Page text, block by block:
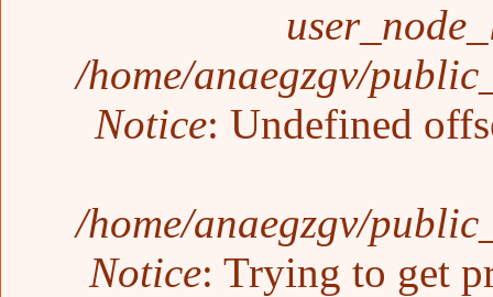
/home/anaegzgv/
Notice: Undefined
/home/anaegzgv/
Notice: Trying to get